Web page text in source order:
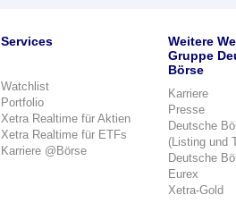
Services
Watchlist
Portfolio
Xetra Realtime für Aktien
Xetra Realtime für ETFs
Karriere @Börse
Weitere
Gruppe
Börse
Karriere
Presse
Deutsche
(Listing und
Deutsche
Eurex
Xetra-Gold